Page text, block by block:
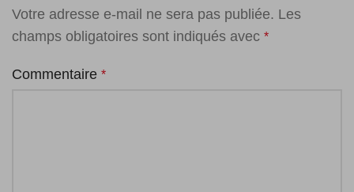
Votre adresse e-mail ne sera pas publiée. Les
champs obligatoires sont indiqués avec *
Commentaire *